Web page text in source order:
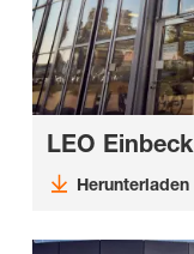
LEO Einbeck
Herunterladen